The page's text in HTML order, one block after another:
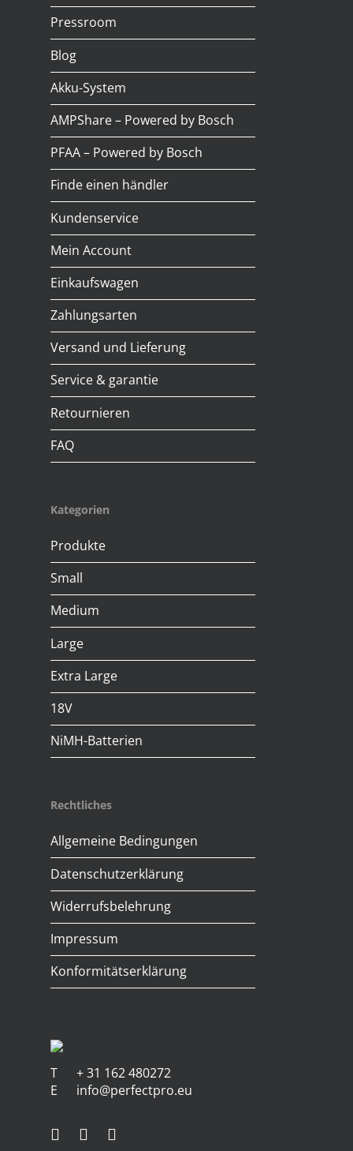
Pressroom
Blog
Akku-System
AMPShare – Powered by Bosch
PFAA – Powered by Bosch
Finde einen händler
Kundenservice
Mein Account
Einkaufswagen
Zahlungsarten
Versand und Lieferung
Service & garantie
Retournieren
FAQ
Kategorien
Produkte
Small
Medium
Large
Extra Large
18V
NiMH-Batterien
Rechtliches
Allgemeine Bedingungen
Datenschutzerklärung
Widerrufsbelehrung
Impressum
Konformitätserklärung
T + 31 162 480272
E
info@perfectpro.eu